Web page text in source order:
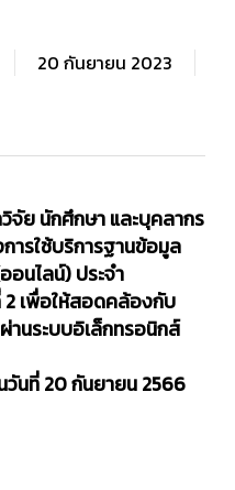
20 กันยายน 2023
จัย นักศึกษา และบุคลากร
ารใช้บริการฐานข้อมูล
นไลน์) ประจำ
เพื่อให้สอดคล้องกับ
านระบบอิเล็กทรอนิกส์
วันที่ 20 กันยายน 2566